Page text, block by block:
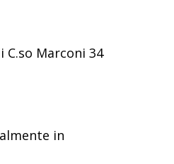
Marconi 34
in